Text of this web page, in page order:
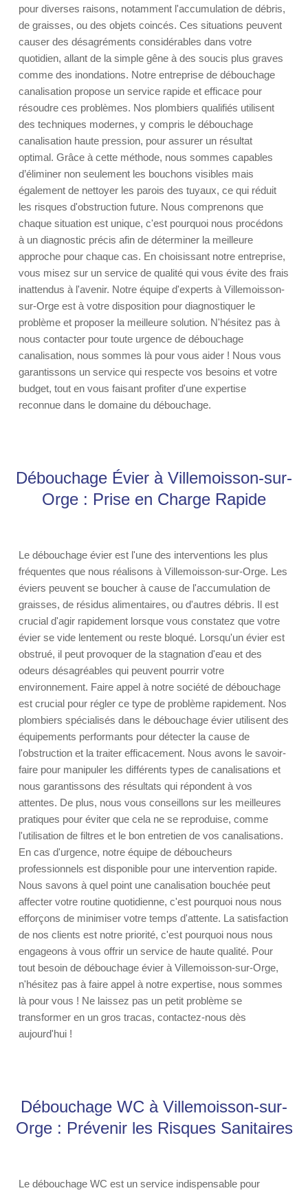
pour diverses raisons, notamment l'accumulation de débris,
de graisses, ou des objets coincés. Ces situations peuvent
causer des désagréments considérables dans votre
quotidien, allant de la simple gêne à des soucis plus graves
comme des inondations. Notre entreprise de débouchage
canalisation propose un service rapide et efficace pour
résoudre ces problèmes. Nos plombiers qualifiés utilisent
des techniques modernes, y compris le débouchage
canalisation haute pression, pour assurer un résultat
optimal. Grâce à cette méthode, nous sommes capables
d’éliminer non seulement les bouchons visibles mais
également de nettoyer les parois des tuyaux, ce qui réduit
les risques d'obstruction future. Nous comprenons que
chaque situation est unique, c'est pourquoi nous procédons
à un diagnostic précis afin de déterminer la meilleure
approche pour chaque cas. En choisissant notre entreprise,
vous misez sur un service de qualité qui vous évite des frais
inattendus à l'avenir. Notre équipe d'experts à Villemoisson-
sur-Orge est à votre disposition pour diagnostiquer le
problème et proposer la meilleure solution. N'hésitez pas à
nous contacter pour toute urgence de débouchage
canalisation, nous sommes là pour vous aider ! Nous vous
garantissons un service qui respecte vos besoins et votre
budget, tout en vous faisant profiter d'une expertise
reconnue dans le domaine du débouchage.
Débouchage Évier à Villemoisson-sur-
Orge : Prise en Charge Rapide
Le débouchage évier est l'une des interventions les plus
fréquentes que nous réalisons à Villemoisson-sur-Orge. Les
éviers peuvent se boucher à cause de l'accumulation de
graisses, de résidus alimentaires, ou d'autres débris. Il est
crucial d'agir rapidement lorsque vous constatez que votre
évier se vide lentement ou reste bloqué. Lorsqu'un évier est
obstrué, il peut provoquer de la stagnation d'eau et des
odeurs désagréables qui peuvent pourrir votre
environnement. Faire appel à notre société de débouchage
est crucial pour régler ce type de problème rapidement. Nos
plombiers spécialisés dans le débouchage évier utilisent des
équipements performants pour détecter la cause de
l'obstruction et la traiter efficacement. Nous avons le savoir-
faire pour manipuler les différents types de canalisations et
nous garantissons des résultats qui répondent à vos
attentes. De plus, nous vous conseillons sur les meilleures
pratiques pour éviter que cela ne se reproduise, comme
l'utilisation de filtres et le bon entretien de vos canalisations.
En cas d'urgence, notre équipe de déboucheurs
professionnels est disponible pour une intervention rapide.
Nous savons à quel point une canalisation bouchée peut
affecter votre routine quotidienne, c'est pourquoi nous nous
efforçons de minimiser votre temps d'attente. La satisfaction
de nos clients est notre priorité, c'est pourquoi nous nous
engageons à vous offrir un service de haute qualité. Pour
tout besoin de débouchage évier à Villemoisson-sur-Orge,
n'hésitez pas à faire appel à notre expertise, nous sommes
là pour vous ! Ne laissez pas un petit problème se
transformer en un gros tracas, contactez-nous dès
aujourd'hui !
Débouchage WC à Villemoisson-sur-
Orge : Prévenir les Risques Sanitaires
Le débouchage WC est un service indispensable pour